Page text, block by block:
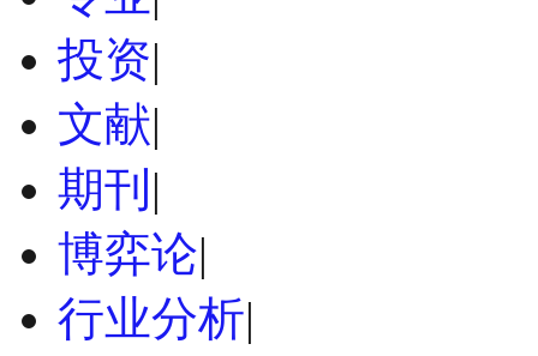
投资|
文献|
期刊 |
博弈论|
行业分析|